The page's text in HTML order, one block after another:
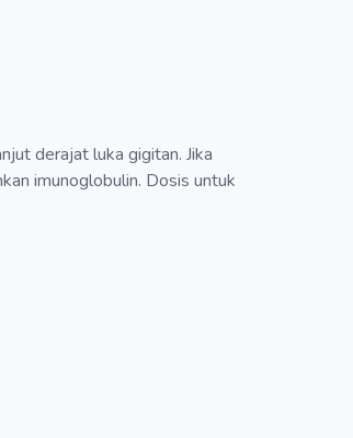
derajat luka gigitan. Jika
imunoglobulin. Dosis untuk